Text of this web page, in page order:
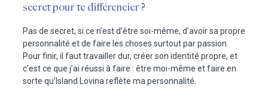
secret pour te différencier ?
Pas de secret, si ce n’est d’être soi-même, d’avoir sa propre
personnalité et de faire les choses surtout par passion.
Pour finir, il faut travailler dur, créer son identité propre, et
c’est ce que j’ai réussi à faire : être moi-même et faire en
sorte qu’Island Lovina reflète ma personnalité.